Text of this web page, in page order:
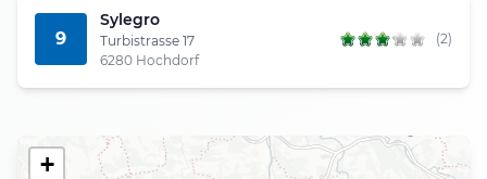
9
Sylegro
Turbistrasse 17
6280 Hochdorf
(2)
+